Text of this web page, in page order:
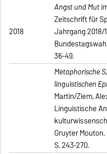
2018
Angst und Mut
Zeitschrift für
Jahrgang 2018/
36-49.
Metaphorische
linguistischen
Martin/Ziem,
Linguistische
Gruyter
S. 243-270.